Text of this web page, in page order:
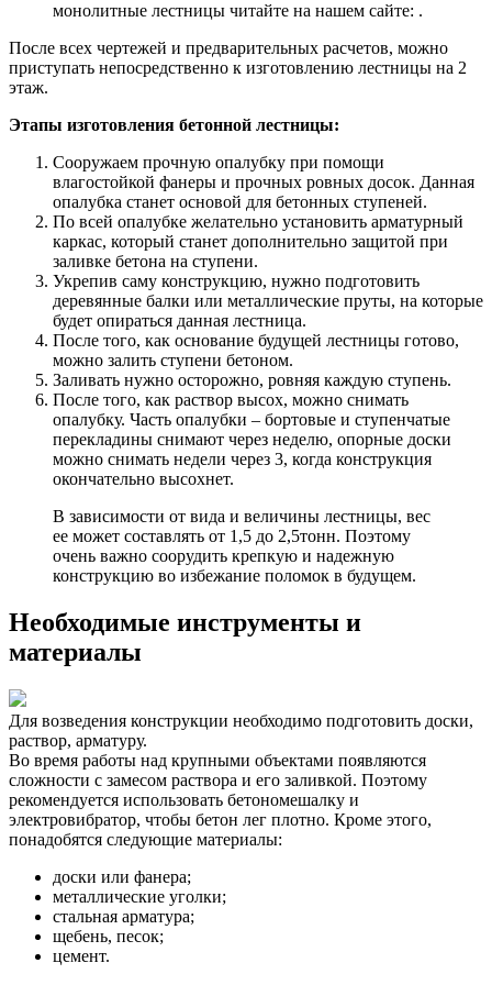
монолитные лестницы читайте на нашем сайте: .
После всех чертежей и предварительных расчетов, можно
приступать непосредственно к изготовлению лестницы на 2
этаж.
Этапы изготовления бетонной лестницы:
Сооружаем прочную опалубку при помощи
влагостойкой фанеры и прочных ровных досок. Данная
опалубка станет основой для бетонных ступеней.
По всей опалубке желательно установить арматурный
каркас, который станет дополнительно защитой при
заливке бетона на ступени.
Укрепив саму конструкцию, нужно подготовить
деревянные балки или металлические пруты, на которые
будет опираться данная лестница.
После того, как основание будущей лестницы готово,
можно залить ступени бетоном.
Заливать нужно осторожно, ровняя каждую ступень.
После того, как раствор высох, можно снимать
опалубку. Часть опалубки – бортовые и ступенчатые
перекладины снимают через неделю, опорные доски
можно снимать недели через 3, когда конструкция
окончательно высохнет.
В зависимости от вида и величины лестницы, вес
ее может составлять от 1,5 до 2,5тонн. Поэтому
очень важно соорудить крепкую и надежную
конструкцию во избежание поломок в будущем.
Необходимые инструменты и
материалы
Для возведения конструкции необходимо подготовить доски,
раствор, арматуру.
Во время работы над крупными объектами появляются
сложности с замесом раствора и его заливкой. Поэтому
рекомендуется использовать бетономешалку и
электровибратор, чтобы бетон лег плотно. Кроме этого,
понадобятся следующие материалы:
доски или фанера;
металлические уголки;
стальная арматура;
щебень, песок;
цемент.